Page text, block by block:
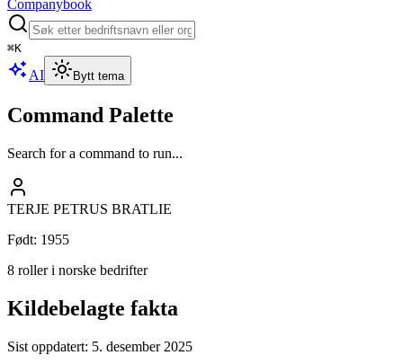
Companybook
⌘K
AI Bytt tema
Command Palette
Search for a command to run...
TERJE PETRUS BRATLIE
Født: 1955
8 roller i norske bedrifter
Kildebelagte fakta
Sist oppdatert: 5. desember 2025